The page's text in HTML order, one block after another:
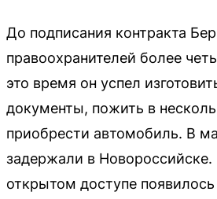
До подписания контракта
правоохранителей более
это время он успел
документы, пожить в
приобрести автомобиль. В
задержали в
открытом доступе